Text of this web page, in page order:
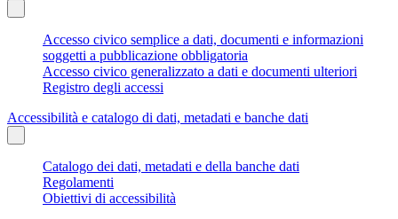
Accesso civico semplice a dati, documenti e informazioni
soggetti a pubblicazione obbligatoria
Accesso civico generalizzato a dati e documenti ulteriori
Registro degli accessi
Accessibilità e catalogo di dati, metadati e banche dati
Catalogo dei dati, metadati e della banche dati
Regolamenti
Obiettivi di accessibilità